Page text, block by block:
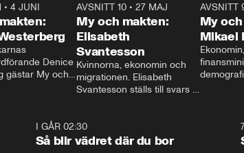
23:40
•4 JUNI
Denice
gästar My och
AVSNITT 10 •27 MAJ
My och makten:
Elisabeth
Svantesson
Kvinnorna, ekonomin och
migrationen. Elisabeth
Svantesson ställs till svars
AVSNITT
My
Mikael
Ekonomin,
1:06
I GÅR 02:30
Så blir vädret där du bor